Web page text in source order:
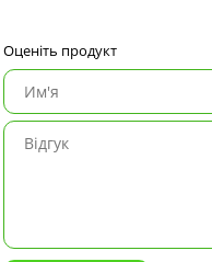
Оценіть продукт